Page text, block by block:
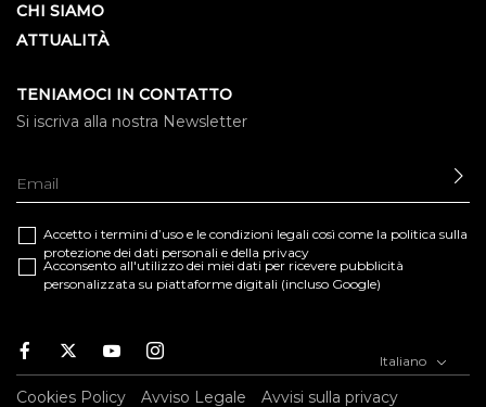
CHI SIAMO
ATTUALITÀ
TENIAMOCI IN CONTATTO
Si iscriva alla nostra Newsletter
Accetto i termini d’uso e le condizioni legali così come la politica sulla
protezione dei dati personali e della privacy
Acconsento all'utilizzo dei miei dati per ricevere pubblicità
personalizzata su piattaforme digitali (incluso Google)
Facebook
TwitterYoutubeInstagram Italiano
Cookies Policy Avviso Legale Avvisi sulla privacy